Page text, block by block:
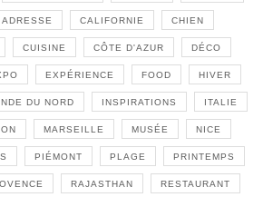
CALIFORNIE CHIEN
CUISINE CÔTE D'AZUR DÉCO
EXPÉRIENCE FOOD HIVER
DU NORD INSPIRATIONS ITALIE
MARSEILLE MUSÉE NICE
PIÉMONT PLAGE PRINTEMPS
RAJASTHAN RESTAURANT